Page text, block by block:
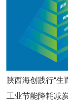
陕西海创践行“生
工业节能降耗减